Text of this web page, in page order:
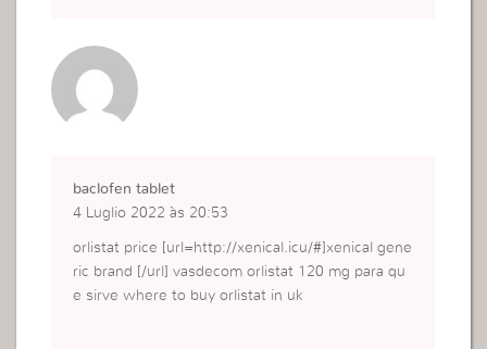
baclofen tablet
4 Luglio 2022 às 20:53
orlistat price [url=http://xenical.icu/#]xenical gene
ric brand [/url] vasdecom orlistat 120 mg para qu
e sirve where to buy orlistat in uk